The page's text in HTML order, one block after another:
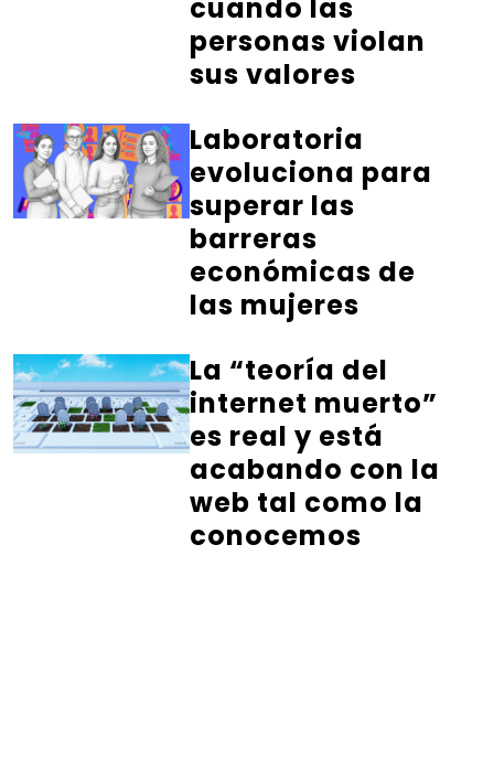
cuando las
personas violan
sus valores
Laboratoria
evoluciona para
superar las
barreras
económicas de
las mujeres
La “teoría del
internet muerto”
es real y está
acabando con la
web tal como la
conocemos